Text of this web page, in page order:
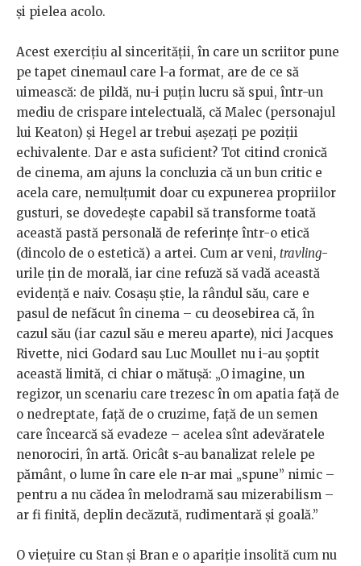
și pielea acolo.
Acest exercițiu al sincerității, în care un scriitor pune
pe tapet cinemaul care l-a format, are de ce să
uimească: de pildă, nu-i puțin lucru să spui, într-un
mediu de crispare intelectuală, că Malec (personajul
lui Keaton) și Hegel ar trebui așezați pe poziții
echivalente. Dar e asta suficient? Tot citind cronică
de cinema, am ajuns la concluzia că un bun critic e
acela care, nemulțumit doar cu expunerea propriilor
gusturi, se dovedește capabil să transforme toată
această pastă personală de referințe într-o etică
(dincolo de o estetică) a artei. Cum ar veni, travling-
urile țin de morală, iar cine refuză să vadă această
evidență e naiv. Cosașu știe, la rândul său, care e
pasul de nefăcut în cinema – cu deosebirea că, în
cazul său (iar cazul său e mereu aparte), nici Jacques
Rivette, nici Godard sau Luc Moullet nu i-au șoptit
această limită, ci chiar o mătușă: „O imagine, un
regizor, un scenariu care trezesc în om apatia față de
o nedreptate, față de o cruzime, față de un semen
care încearcă să evadeze – acelea sînt adevăratele
nenorociri, în artă. Oricât s-au banalizat relele pe
pământ, o lume în care ele n-ar mai „spune” nimic –
pentru a nu cădea în melodramă sau mizerabilism –
ar fi finită, deplin decăzută, rudimentară și goală.”
O viețuire cu Stan și Bran e o apariție insolită cum nu